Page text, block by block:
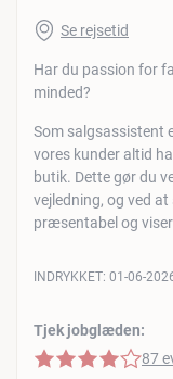
Se rejsetid
Har du passion for
minded?
Som salgsassistent
vores kunder altid
butik. Dette gør du
vejledning, og ved
præsentabel og
Tjek jobglæden:
4 af 5 stjerner
87
INDRYKKET: 01-06-